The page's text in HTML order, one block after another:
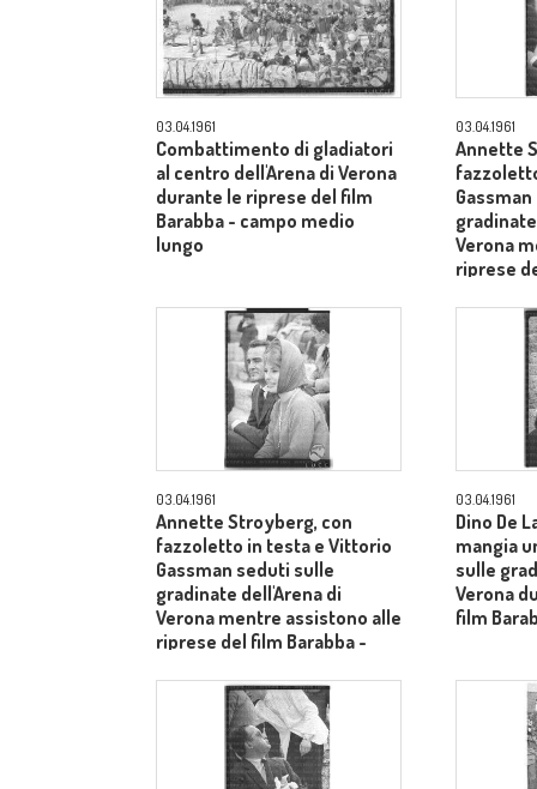
03.04.1961
Combattimento di gladiatori
al centro dell'Arena di Verona
durante le riprese del film
Barabba - campo medio
lungo
03.04.1961
Annette
Verona
riprese
03.04.1961
Annette Stroyberg, con
fazzoletto in testa e Vittorio
Gassman seduti sulle
gradinate dell'Arena di
Verona mentre assistono alle
riprese del film Barabba -
03.04.1961
Dino De
mangia
sulle
Verona
film